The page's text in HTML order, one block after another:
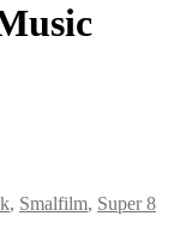
, Smalfilm, Super 8